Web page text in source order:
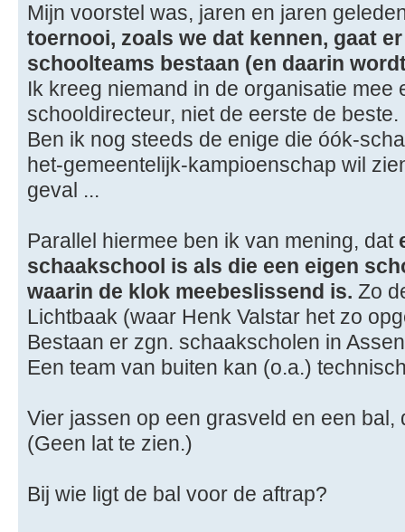
Mijn voorstel was, jaren en jaren
toernooi, zoals we dat kennen, gaat
schoolteams bestaan (en daarin
Ik kreeg niemand in de organisatie mee
schooldirecteur, niet de eerste de beste.
Ben ik nog steeds de enige die óók-
het-gemeentelijk-kampioenschap wil
geval ...
Parallel hiermee ben ik van mening, dat
schaakschool is als die een eigen
waarin de klok meebeslissend is. Zo
Lichtbaak (waar Henk Valstar het zo
Bestaan er zgn. schaakscholen in
Een team van buiten kan (o.a.)
Vier jassen op een grasveld en een bal,
(Geen lat te zien.)
Bij wie ligt de bal voor de aftrap?